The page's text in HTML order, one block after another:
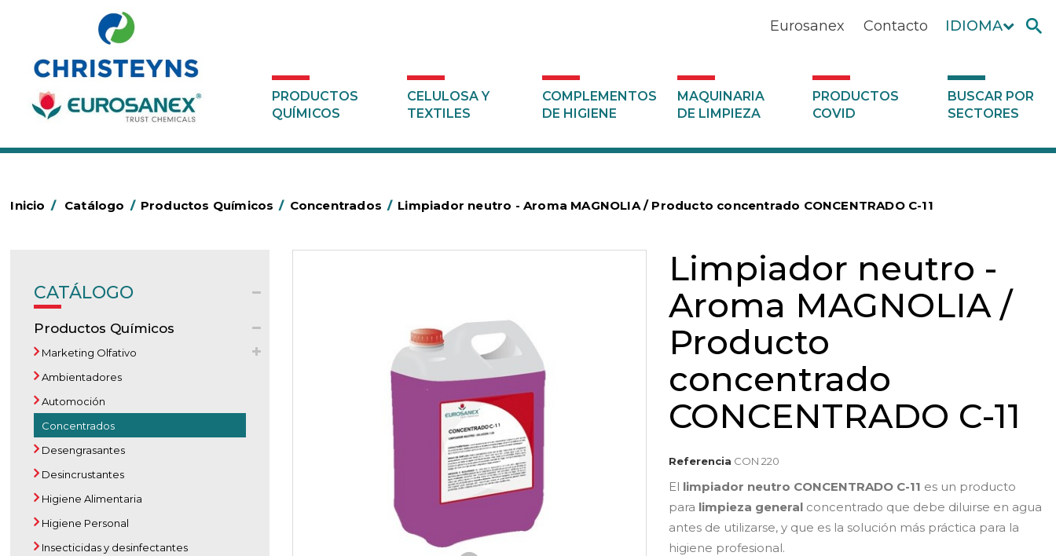
IDIOMA
Contacto
Eurosanex
PRODUCTOS
QUÍMICOS
CELULOSA Y
TEXTILES
COMPLEMENTOS
DE HIGIENE
MAQUINARIA
DE LIMPIEZA
PRODUCTOS
COVID
BUSCAR POR
SECTORES
Inicio / Catálogo / Productos Químicos / Concentrados / Limpiador neutro - Aroma MAGNOLIA / Producto concentrado CONCENTRADO C-11
CATÁLOGO
Productos Químicos
Marketing Olfativo
Ambientadores
Automoción
Concentrados
Desengrasantes
Desincrustantes
Higiene Alimentaria
Higiene Personal
Insecticidas y desinfectantes
Limpiador neutro -
Aroma MAGNOLIA /
Producto
concentrado
CONCENTRADO C-11
Referencia CON 220
El limpiador neutro CONCENTRADO C-11 es un producto
para limpieza general concentrado que debe diluirse en agua
antes de utilizarse, y que es la solución más práctica para la
higiene profesional.